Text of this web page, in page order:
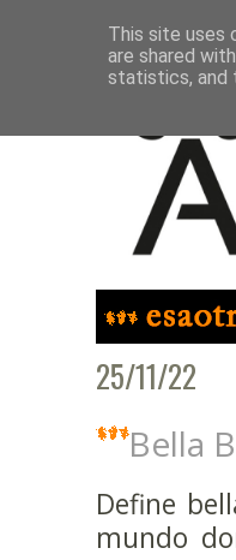
25/11/22
Bella
Define
mundo
This site uses
are shared
statistics, and